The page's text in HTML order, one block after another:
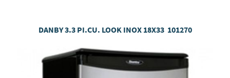
DANBY 3.3 PI.CU. LOOK INOX 18X33 101270